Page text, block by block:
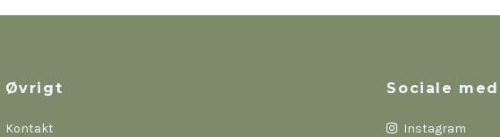
Øvrigt
Kontakt
Sociale
Instagram